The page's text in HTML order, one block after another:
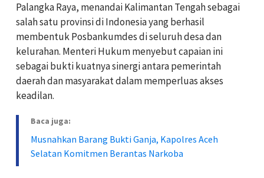
Palangka Raya, menandai Kalimantan Tengah sebagai
salah satu provinsi di Indonesia yang berhasil
membentuk Posbankumdes di seluruh desa dan
kelurahan. Menteri Hukum menyebut capaian ini
sebagai bukti kuatnya sinergi antara pemerintah
daerah dan masyarakat dalam memperluas akses
keadilan.
Baca juga:
Musnahkan Barang Bukti Ganja, Kapolres Aceh
Selatan Komitmen Berantas Narkoba